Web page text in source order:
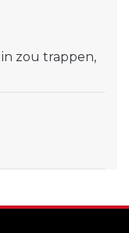
zou trappen,